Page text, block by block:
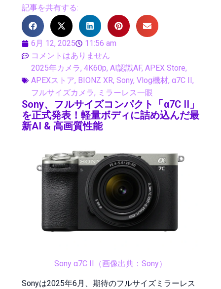
記事を共有する:
6月 12, 2025
11:56 am
コメントはありません
2025年カメラ, 4K60p, AI認識AF, APEX Store,
APEXストア, BIONZ XR, Sony, Vlog機材, α7C II,
フルサイズカメラ, ミラーレス一眼
Sony、フルサイズコンパクト「α7C II」
を正式発表！軽量ボディに詰め込んだ最
新AI & 高画質性能
Sony α7C II（画像出典：Sony）
Sonyは2025年6月、期待のフルサイズミラーレス